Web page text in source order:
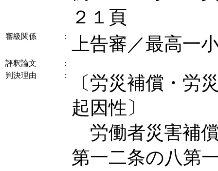
２１頁
審級関係 ： 上告審／最高一
評釈論文
：
判決理由
：
〔労災補償・労
起因性〕
労働者災害補
第一二条の八第